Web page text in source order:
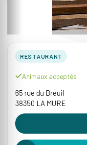
RESTAURANT
Animaux acceptés
65 rue du Breuil
38350 LA MURE